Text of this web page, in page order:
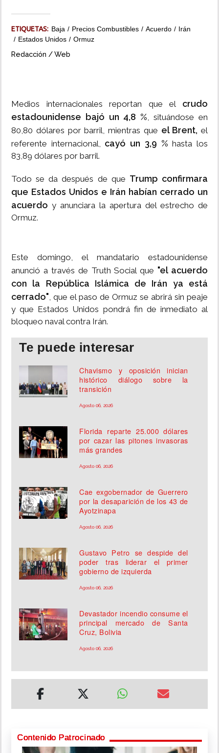
ETIQUETAS: Baja Precios Combustibles Acuerdo
Irán
Estados Unidos
Ormuz
Redacción / Web
Medios internacionales reportan que el crudo
estadounidense bajó un 4,8 %, situándose en
80,80 dólares por barril, mientras que el Brent, el
referente internacional, cayó un 3,9 % hasta los
83,89 dólares por barril.
Todo se da después de que Trump confirmara
que Estados Unidos e Irán habían cerrado un
acuerdo y anunciara la apertura del estrecho de
Ormuz.
Este domingo, el mandatario estadounidense
anunció a través de Truth Social que "el acuerdo
con la República Islámica de Irán ya está
cerrado", que el paso de Ormuz se abrirá sin peaje
y que Estados Unidos pondrá fin de inmediato al
bloqueo naval contra Irán.
Te puede interesar
Chavismo y oposición inician
histórico diálogo sobre la
transición
Agosto 06, 2026
Florida reparte 25.000 dólares
por cazar las pitones invasoras
más grandes
Agosto 06, 2026
Cae exgobernador de Guerrero
por la desaparición de los 43 de
Ayotzinapa
Agosto 06, 2026
Gustavo Petro se despide del
poder tras liderar el primer
gobierno de izquierda
Agosto 06, 2026
Devastador incendio consume el
principal mercado de Santa
Cruz, Bolivia
Agosto 06, 2026
Contenido Patrocinado